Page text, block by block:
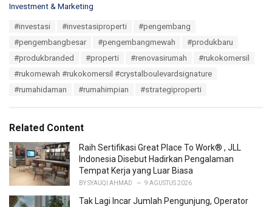
C
Investment & Marketing
#investasi #investasiproperti
#pengembang
#pengembangbesar
#pengembangmewah
#produkbaru
#produkbranded
#properti #renovasirumah
#rukokomersil
#rukomewah #rukokomersil #crystalboulevardsignature
#rumahidaman
#rumahimpian #strategiproperti
Related Content
Raih Sertifikasi Great Place To Work® , JLL
Indonesia Disebut Hadirkan Pengalaman
Tempat Kerja yang Luar Biasa
BYSYAUQI AHMAD 9 AGUSTUS 2026
Tak Lagi Incar Jumlah Pengunjung, Operator